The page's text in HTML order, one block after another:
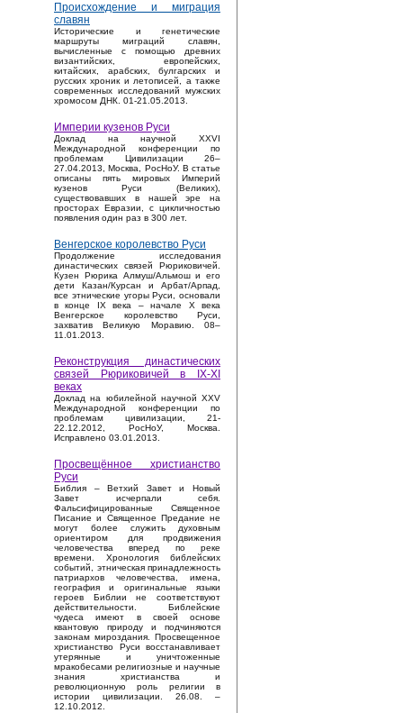
Происхождение и миграция
славян
Исторические и генетические
маршруты миграций славян,
вычисленные с помощью древних
византийских, европейских,
китайских, арабских, булгарских и
русских хроник и летописей, а также
современных исследований мужских
хромосом ДНК. 01-21.05.2013.
Империи кузенов Руси
Доклад на научной XXVI
Международной конференции по
проблемам Цивилизации 26–
27.04.2013, Москва, РосНоУ. В статье
описаны пять мировых Империй
кузенов Руси (Великих),
существовавших в нашей эре на
просторах Евразии, с цикличностью
появления один раз в 300 лет.
Венгерское королевство Руси
Продолжение исследования
династических связей Рюриковичей.
Кузен Рюрика Алмуш/Альмош и его
дети Казан/Курсан и Арбат/Арпад,
все этнические угоры Руси, основали
в конце IX века – начале X века
Венгерское королевство Руси,
захватив Великую Моравию. 08–
11.01.2013.
Реконструкция династических
связей Рюриковичей в IX-XI
веках
Доклад на юбилейной научной XXV
Международной конференции по
проблемам цивилизации, 21-
22.12.2012, РосНоУ, Москва.
Исправлено 03.01.2013.
Просвещённое христианство
Руси
Библия – Ветхий Завет и Новый
Завет исчерпали себя.
Фальсифицированные Священное
Писание и Священное Предание не
могут более служить духовным
ориентиром для продвижения
человечества вперед по реке
времени. Хронология библейских
событий, этническая принадлежность
патриархов человечества, имена,
география и оригинальные языки
героев Библии не соответствуют
действительности. Библейские
чудеса имеют в своей основе
квантовую природу и подчиняются
законам мироздания. Просвещенное
христианство Руси восстанавливает
утерянные и уничтоженные
мракобесами религиозные и научные
знания христианства и
революционную роль религии в
истории цивилизации. 26.08. –
12.10.2012.